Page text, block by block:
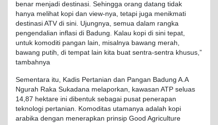
benar menjadi destinasi. Sehingga orang datang tidak
hanya melihat kopi dan view-nya, tetapi juga menikmati
destinasi ATV di sini. Ujungnya, semua dalam rangka
pengendalian inflasi di Badung. Kalau kopi di sini tepat,
untuk komoditi pangan lain, misalnya bawang merah,
bawang putih, di tempat lain kita buat sentra-sentra khusus,”
tambahnya
Sementara itu, Kadis Pertanian dan Pangan Badung A.A
Ngurah Raka Sukadana melaporkan, kawasan ATP seluas
14,87 hektare ini dibentuk sebagai pusat penerapan
teknologi pertanian. Komoditas utamanya adalah kopi
arabika dengan menerapkan prinsip Good Agriculture